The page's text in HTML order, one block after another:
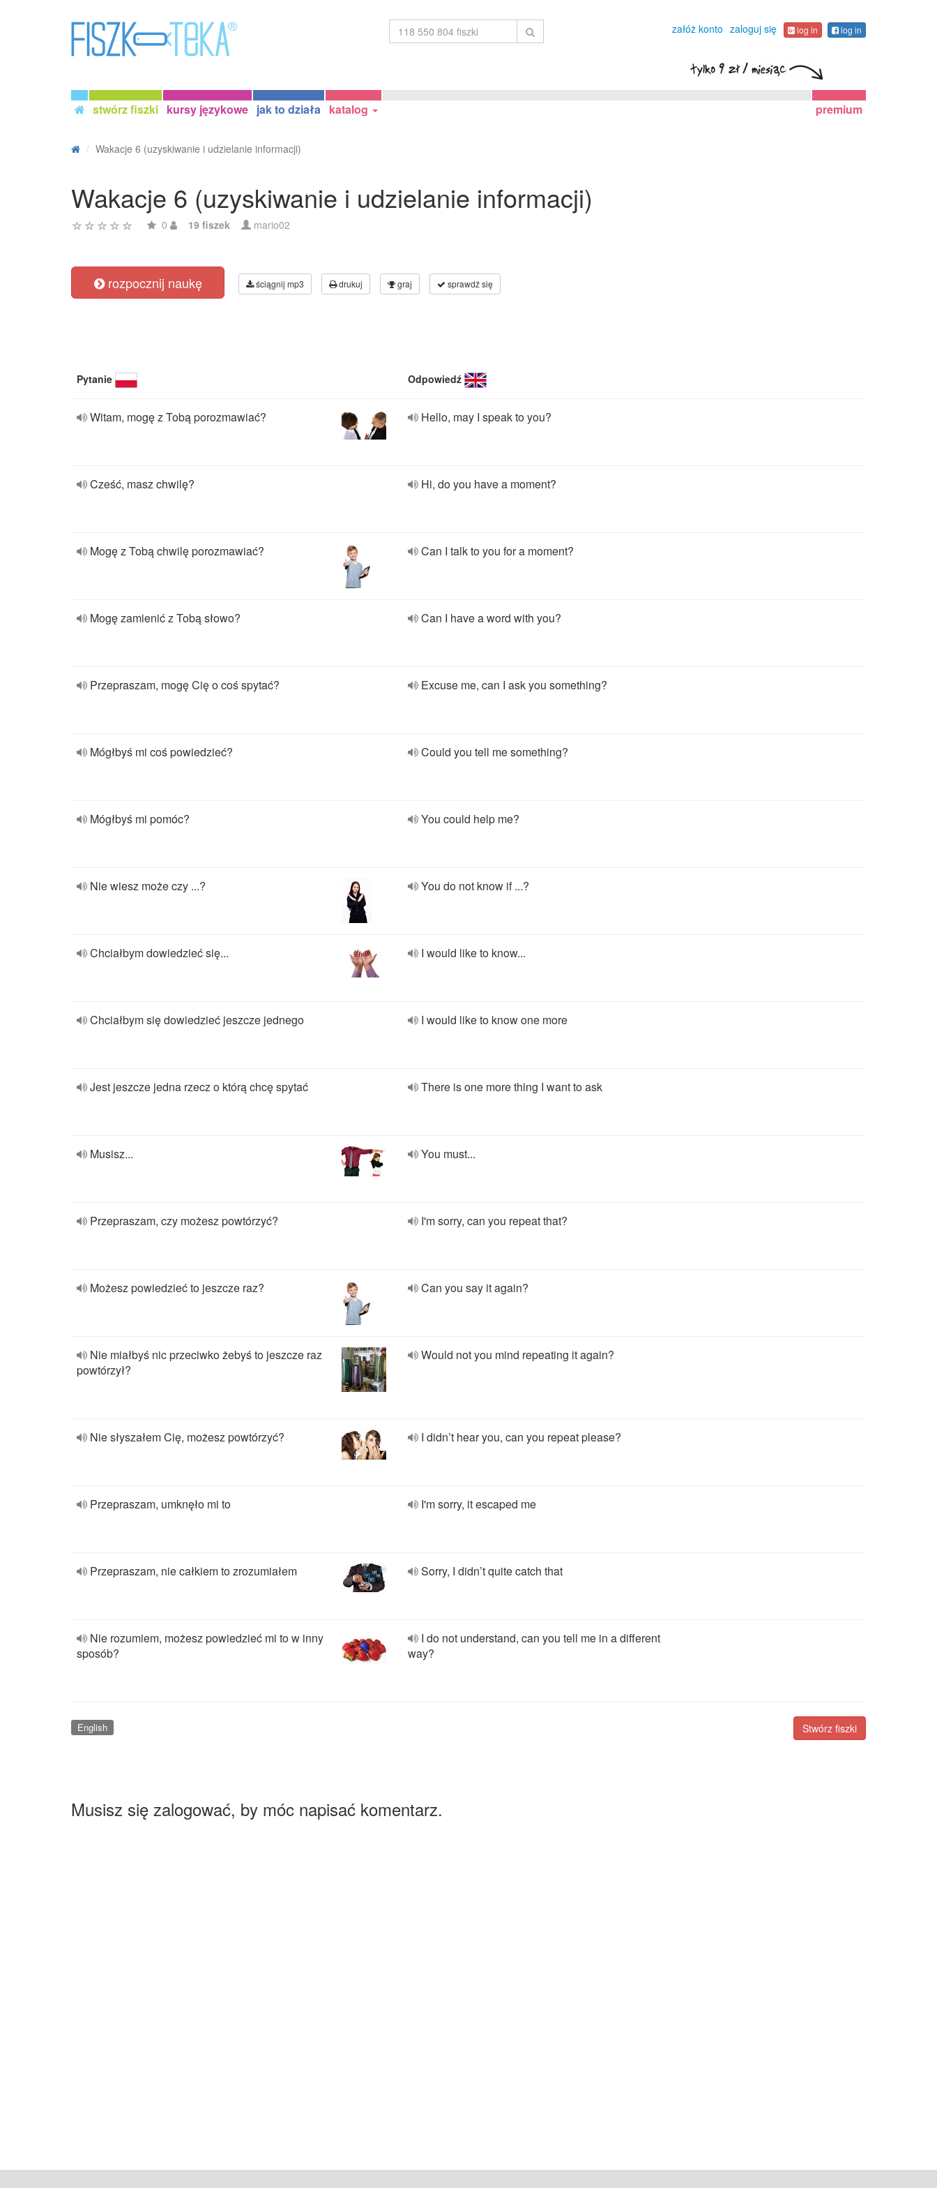
załóż konto zaloguj się log in log in
stwórz fiszki kursy językowe jak to działa katalog premium
Wakacje 6 (uzyskiwanie i udzielanie informacji)
Wakacje 6 (uzyskiwanie i udzielanie informacji)
0 19 fiszek mario02
rozpocznij naukę ściągnij mp3 drukuj graj sprawdź się
Pytanie Odpowiedź
Witam, mogę z Tobą porozmawiać? Hello, may I speak to you?
Cześć, masz chwilę? Hi, do you have a moment?
Mogę z Tobą chwilę porozmawiać? Can I talk to you for a moment?
Mogę zamienić z Tobą słowo? Can I have a word with you?
Przepraszam, mogę Cię o coś spytać? Excuse me, can I ask you something?
Mógłbyś mi coś powiedzieć? Could you tell me something?
Mógłbyś mi pomóc? You could help me?
Nie wiesz może czy ...? You do not know if ...?
Chciałbym dowiedzieć się... I would like to know...
Chciałbym się dowiedzieć jeszcze jednego I would like to know one more
Jest jeszcze jedna rzecz o którą chcę spytać There is one more thing I want to ask
Musisz... You must...
Przepraszam, czy możesz powtórzyć? I'm sorry, can you repeat that?
Możesz powiedzieć to jeszcze raz? Can you say it again?
Nie miałbyś nic przeciwko żebyś to jeszcze raz
powtórzył?
Would not you mind repeating it again?
Nie słyszałem Cię, możesz powtórzyć? I didn’t hear you, can you repeat please?
Przepraszam, umknęło mi to I'm sorry, it escaped me
Przepraszam, nie całkiem to zrozumiałem Sorry, I didn’t quite catch that
Nie rozumiem, możesz powiedzieć mi to w inny
sposób?
I do not understand, can you tell me in a different
way?
Stwórz fiszki
English
Musisz się zalogować, by móc napisać komentarz.